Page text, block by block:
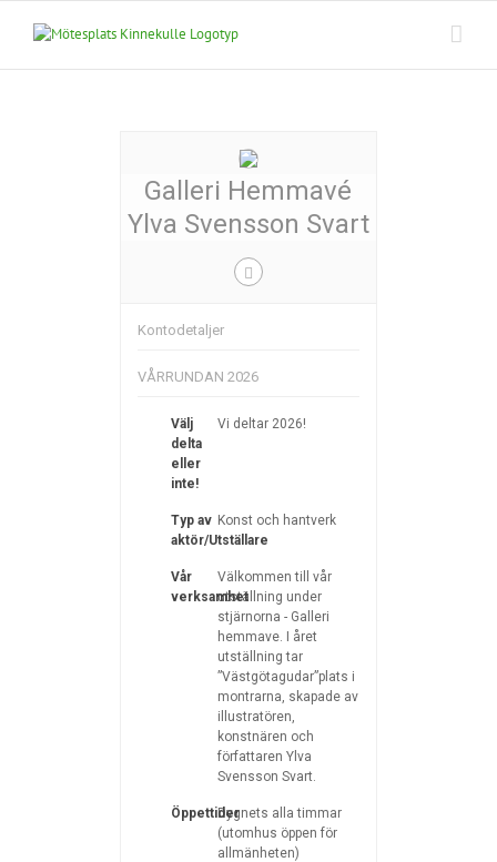
Galleri Hemmavé
Ylva Svensson Svart
Kontodetaljer
VÅRRUNDAN 2026
Välj
delta
eller
inte!
Vi deltar 2026!
Typ av
aktör/Utställare
Konst och hantverk
Vår
verksamhet
Välkommen till vår
utställning under
stjärnorna - Galleri
hemmave. I året
utställning tar
”Västgötagudar”plats i
montrarna, skapade av
illustratören,
konstnären och
författaren Ylva
Svensson Svart.
ÖppettiderDygnets alla timmar
(utomhus öppen för
allmänheten)